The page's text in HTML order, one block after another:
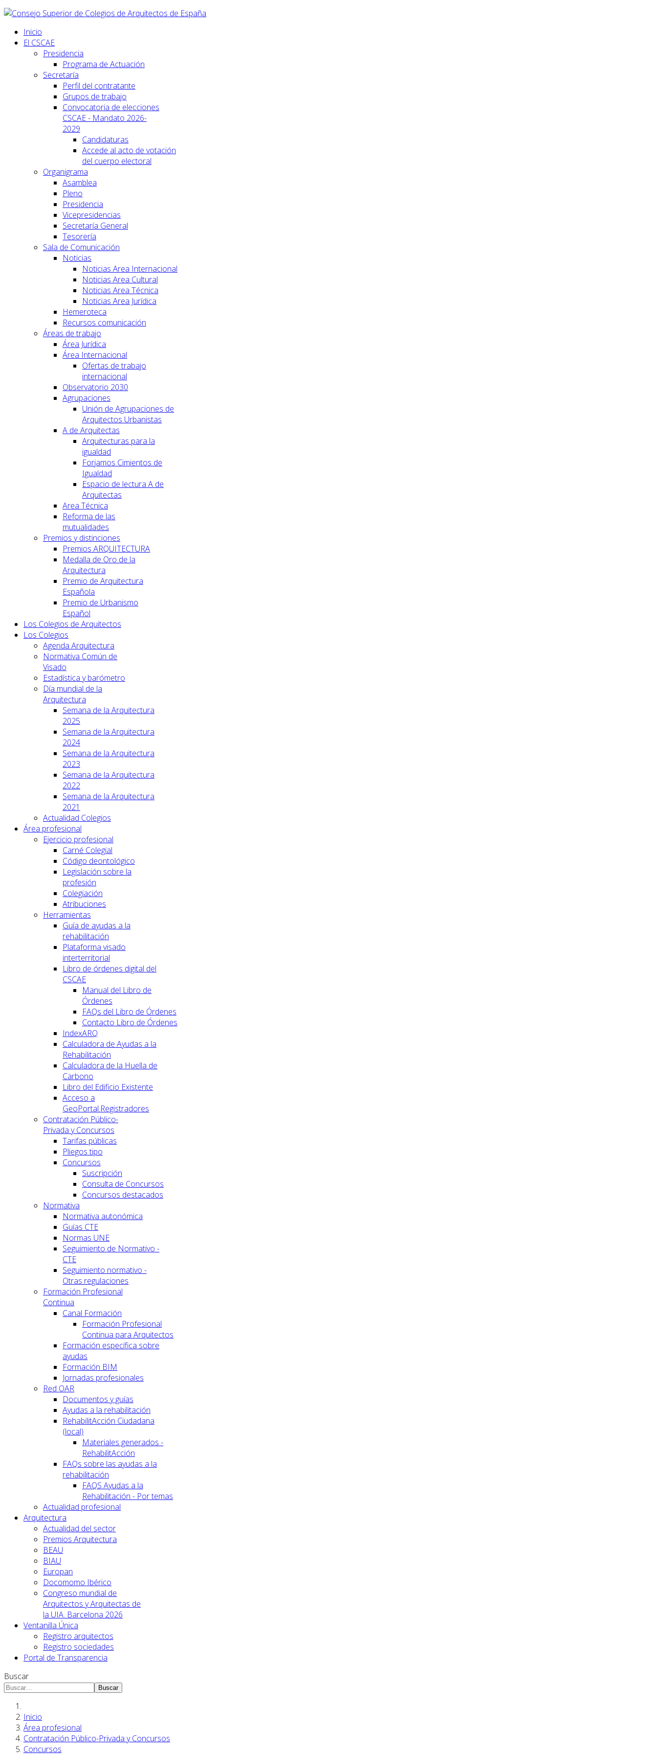
Inicio
El CSCAE
Presidencia
Programa de Actuación
Secretaría
Perfil del contratante
Grupos de trabajo
Convocatoria de elecciones
CSCAE - Mandato 2026-
2029
Candidaturas
Accede al acto de votación
del cuerpo electoral
Organigrama
Asamblea
Pleno
Presidencia
Vicepresidencias
Secretaría General
Tesorería
Sala de Comunicación
Noticias
Noticias Area Internacional
Noticias Area Cultural
Noticias Area Técnica
Noticias Area Jurídica
Hemeroteca
Recursos comunicación
Áreas de trabajo
Área Jurídica
Área Internacional
Ofertas de trabajo
internacional
Observatorio 2030
Agrupaciones
Unión de Agrupaciones de
Arquitectos Urbanistas
A de Arquitectas
Arquitecturas para la
igualdad
Forjamos Cimientos de
Igualdad
Espacio de lectura A de
Arquitectas
Area Técnica
Reforma de las
mutualidades
Premios y distinciones
Premios ARQUITECTURA
Medalla de Oro de la
Arquitectura
Premio de Arquitectura
Española
Premio de Urbanismo
Español
Los Colegios de Arquitectos
Los Colegios
Agenda Arquitectura
Normativa Común de
Visado
Estadística y barómetro
Día mundial de la
Arquitectura
Semana de la Arquitectura
2025
Semana de la Arquitectura
2024
Semana de la Arquitectura
2023
Semana de la Arquitectura
2022
Semana de la Arquitectura
2021
Actualidad Colegios
Área profesional
Ejercicio profesional
Carné Colegial
Código deontológico
Legislación sobre la
profesión
Colegiación
Atribuciones
Herramientas
Guía de ayudas a la
rehabilitación
Plataforma visado
interterritorial
Libro de órdenes digital del
CSCAE
Manual del Libro de
Órdenes
FAQs del Libro de Órdenes
Contacto Libro de Órdenes
IndexARQ
Calculadora de Ayudas a la
Rehabilitación
Calculadora de la Huella de
Carbono
Libro del Edificio Existente
Acceso a
GeoPortal.Registradores
Contratación Público-
Privada y Concursos
Tarifas públicas
Pliegos tipo
Concursos
Suscripción
Consulta de Concursos
Concursos destacados
Normativa
Normativa autonómica
Guías CTE
Normas UNE
Seguimiento de Normativo -
CTE
Seguimiento normativo -
Otras regulaciones
Formación Profesional
Continua
Canal Formación
Formación Profesional
Continua para Arquitectos
Formación específica sobre
ayudas
Formación BIM
Jornadas profesionales
Red OAR
Documentos y guías
Ayudas a la rehabilitación
RehabilitAcción Ciudadana
(local)
Materiales generados -
RehabilitAcción
FAQs sobre las ayudas a la
rehabilitación
FAQS Ayudas a la
Rehabilitación - Por temas
Actualidad profesional
Arquitectura
Actualidad del sector
Premios Arquitectura
BEAU
BIAU
Europan
Docomomo Ibérico
Congreso mundial de
Arquitectos y Arquitectas de
la UIA. Barcelona 2026
Ventanilla Única
Registro arquitectos
Registro sociedades
Portal de Transparencia
Buscar
Buscar
Inicio
Área profesional
Contratación Público-Privada y Concursos
Concursos